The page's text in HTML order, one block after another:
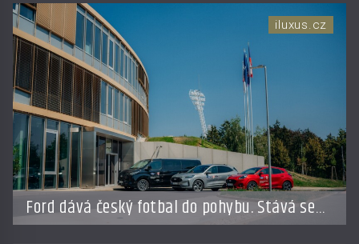
Ford dává český fotbal do pohybu. Stává se
novým partnerem FAČR
iluxus.cz